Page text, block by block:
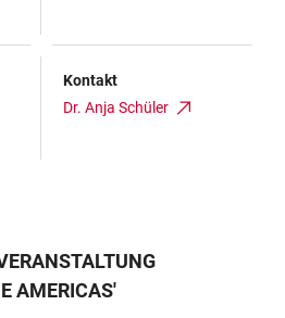
Kontakt
Dr. Anja Schüler
AMERICAS'